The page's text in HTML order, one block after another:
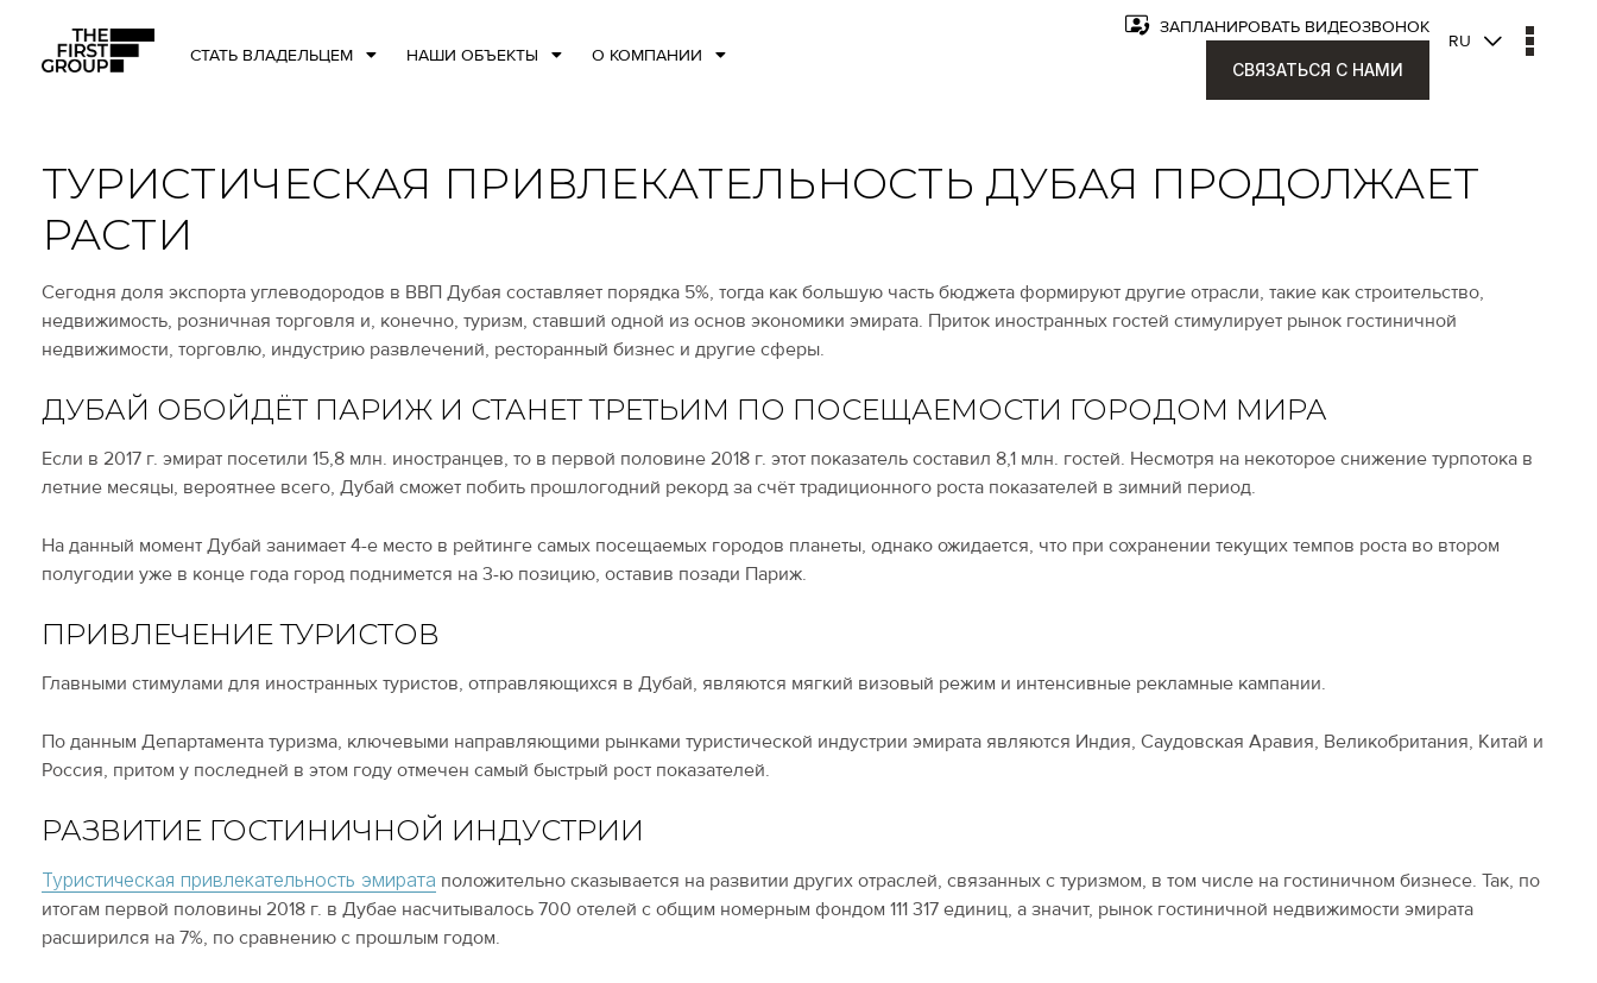
СТАТЬ ВЛАДЕЛЬЦЕМ НАШИ ОБЪЕКТЫ О КОМПАНИИ
ЗАПЛАНИРОВАТЬ ВИДЕОЗВОНОК
СВЯЗАТЬСЯ С НАМИ
RU
ТУРИСТИЧЕСКАЯ ПРИВЛЕКАТЕЛЬНОСТЬ ДУБАЯ ПРОДОЛЖАЕТ
РАСТИ
Сегодня доля экспорта углеводородов в ВВП Дубая составляет порядка 5%, тогда как большую часть бюджета формируют другие отрасли, такие как строительство,
недвижимость, розничная торговля и, конечно, туризм, ставший одной из основ экономики эмирата. Приток иностранных гостей стимулирует рынок гостиничной
недвижимости, торговлю, индустрию развлечений, ресторанный бизнес и другие сферы.
ДУБАЙ ОБОЙДЁТ ПАРИЖ И СТАНЕТ ТРЕТЬИМ ПО ПОСЕЩАЕМОСТИ ГОРОДОМ МИРА
Если в 2017 г. эмират посетили 15,8 млн. иностранцев, то в первой половине 2018 г. этот показатель составил 8,1 млн. гостей. Несмотря на некоторое снижение турпотока в
летние месяцы, вероятнее всего, Дубай сможет побить прошлогодний рекорд за счёт традиционного роста показателей в зимний период.
На данный момент Дубай занимает 4-е место в рейтинге самых посещаемых городов планеты, однако ожидается, что при сохранении текущих темпов роста во втором
полугодии уже в конце года город поднимется на 3-ю позицию, оставив позади Париж.
ПРИВЛЕЧЕНИЕ ТУРИСТОВ
Главными стимулами для иностранных туристов, отправляющихся в Дубай, являются мягкий визовый режим и интенсивные рекламные кампании.
По данным Департамента туризма, ключевыми направляющими рынками туристической индустрии эмирата являются Индия, Саудовская Аравия, Великобритания, Китай и
Россия, притом у последней в этом году отмечен самый быстрый рост показателей.
РАЗВИТИЕ ГОСТИНИЧНОЙ ИНДУСТРИИ
Туристическая привлекательность эмирата положительно сказывается на развитии других отраслей, связанных с туризмом, в том числе на гостиничном бизнесе. Так, по
итогам первой половины 2018 г. в Дубае насчитывалось 700 отелей с общим номерным фондом 111 317 единиц, а значит, рынок гостиничной недвижимости эмирата
расширился на 7%, по сравнению с прошлым годом.